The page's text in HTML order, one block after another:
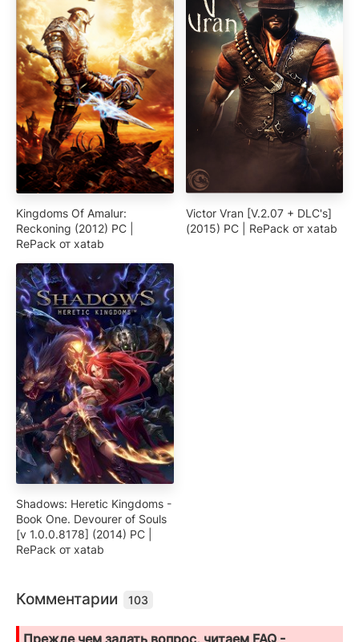
Kingdoms Of Amalur:
Reckoning (2012) PC |
RePack от xatab
Victor Vran [V.2.07 + DLC's]
(2015) PC | RePack от xatab
Shadows: Heretic Kingdoms -
Book One. Devourer of Souls
[v 1.0.0.8178] (2014) PC |
RePack от xatab
Комментарии 103
Прежде чем задать вопрос, читаем FAQ -